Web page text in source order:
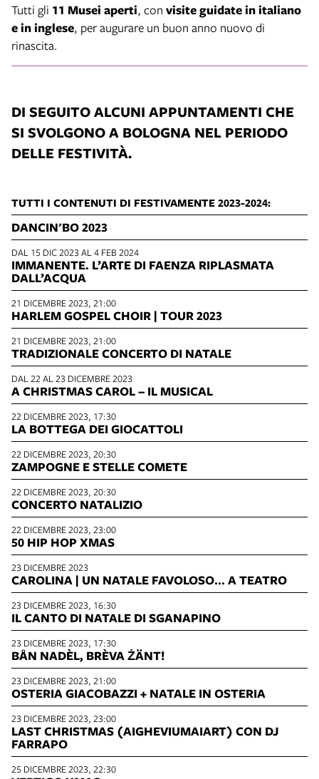
Tutti gli 11 Musei aperti, con visite guidate in italiano
e in inglese, per augurare un buon anno nuovo di
rinascita.
DI SEGUITO ALCUNI APPUNTAMENTI CHE
SI SVOLGONO A BOLOGNA NEL PERIODO
DELLE FESTIVITÀ.
TUTTI I CONTENUTI DI FESTIVAMENTE 2023-2024:
DANCIN'BO 2023
DAL 15 DIC 2023 AL 4 FEB 2024
IMMANENTE. L’ARTE DI FAENZA RIPLASMATA
DALL’ACQUA
21 DICEMBRE 2023, 21:00
HARLEM GOSPEL CHOIR | TOUR 2023
21 DICEMBRE 2023, 21:00
TRADIZIONALE CONCERTO DI NATALE
DAL 22 AL 23 DICEMBRE 2023
A CHRISTMAS CAROL – IL MUSICAL
22 DICEMBRE 2023, 17:30
LA BOTTEGA DEI GIOCATTOLI
22 DICEMBRE 2023, 20:30
ZAMPOGNE E STELLE COMETE
22 DICEMBRE 2023, 20:30
CONCERTO NATALIZIO
22 DICEMBRE 2023, 23:00
50 HIP HOP XMAS
23 DICEMBRE 2023
CAROLINA | UN NATALE FAVOLOSO… A TEATRO
23 DICEMBRE 2023, 16:30
IL CANTO DI NATALE DI SGANAPINO
23 DICEMBRE 2023, 17:30
BÅN NADÈL, BRÈVA ŻÄNT!
23 DICEMBRE 2023, 21:00
OSTERIA GIACOBAZZI + NATALE IN OSTERIA
23 DICEMBRE 2023, 23:00
LAST CHRISTMAS (AIGHEVIUMAIART) CON DJ
FARRAPO
25 DICEMBRE 2023, 22:30